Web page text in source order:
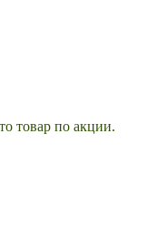
товар по акции.